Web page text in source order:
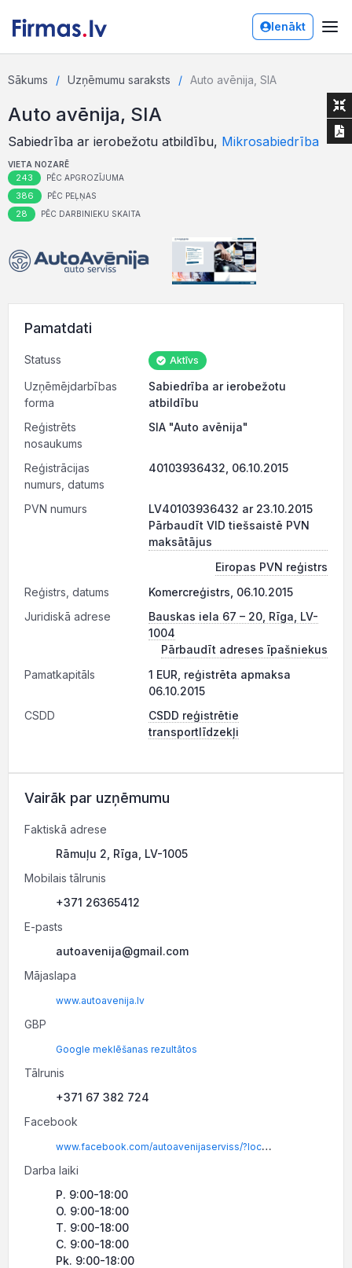
Ienākt
Sākums Uzņēmumu saraksts Auto avēnija, SIA
Auto avēnija, SIA
Sabiedrība ar ierobežotu atbildību, Mikrosabiedrība
VIETA NOZARĒ
243 PĒC APGROZĪJUMA
386 PĒC PEĻŅAS
28 PĒC DARBINIEKU SKAITA
Pamatdati
Statuss Aktīvs
Uzņēmējdarbības
forma
Sabiedrība ar ierobežotu
atbildību
Reģistrēts
nosaukums
SIA "Auto avēnija"
Reģistrācijas
numurs, datums
40103936432, 06.10.2015
PVN numurs
LV40103936432 ar 23.10.2015
Pārbaudīt VID tiešsaistē PVN
maksātājus
Eiropas PVN reģistrs
Reģistrs, datums
Komercreģistrs, 06.10.2015
Juridiskā adrese
Bauskas iela 67 – 20, Rīga, LV-
1004
Pārbaudīt adreses īpašniekus
Pamatkapitāls
1 EUR, reģistrēta apmaksa
06.10.2015
CSDD
CSDD reģistrētie
transportlīdzekļi
Vairāk par uzņēmumu
Faktiskā adrese
Rāmuļu 2, Rīga, LV-1005
Mobilais tālrunis
+371 26365412
E-pasts
autoavenija@gmail.com
Mājaslapa
www.autoavenija.lv
GBP
Google meklēšanas rezultātos
Tālrunis
+371 67 382 724
Facebook
www.facebook.com/autoavenijaserviss/?locale=lv_LV
Darba laiki
P. 9:00-18:00
O. 9:00-18:00
T. 9:00-18:00
C. 9:00-18:00
Pk. 9:00-18:00